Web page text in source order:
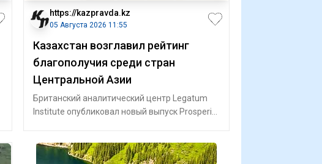
https://kazpravda.kz
05 Августа 2026 11:55
Казахстан возглавил рейтинг
благополучия среди стран
Центральной Азии
Британский аналитический центр Legatum
Institute опубликовал новый выпуск Prosperity